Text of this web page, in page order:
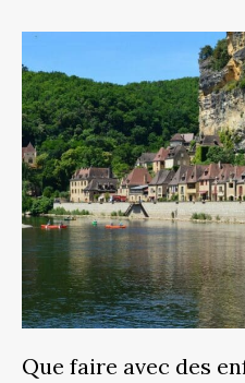
Que faire avec des